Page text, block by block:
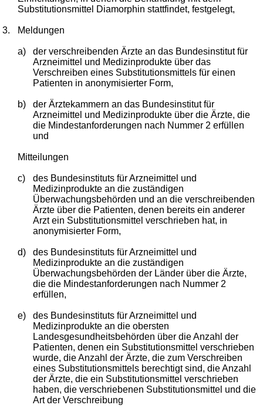
Substitutionsmittel Diamorphin stattfindet, festgelegt,
3. Meldungen
a)
der verschreibenden Ärzte an das Bundesinstitut für
Arzneimittel und Medizinprodukte über das
Verschreiben eines Substitutionsmittels für einen
Patienten in anonymisierter Form,
b)
der Ärztekammern an das Bundesinstitut für
Arzneimittel und Medizinprodukte über die Ärzte, die
die Mindestanforderungen nach Nummer 2 erfüllen
und
Mitteilungen
c)
des Bundesinstituts für Arzneimittel und
Medizinprodukte an die zuständigen
Überwachungsbehörden und an die verschreibenden
Ärzte über die Patienten, denen bereits ein anderer
Arzt ein Substitutionsmittel verschrieben hat, in
anonymisierter Form,
d)
des Bundesinstituts für Arzneimittel und
Medizinprodukte an die zuständigen
Überwachungsbehörden der Länder über die Ärzte,
die die Mindestanforderungen nach Nummer 2
erfüllen,
e)
des Bundesinstituts für Arzneimittel und
Medizinprodukte an die obersten
Landesgesundheitsbehörden über die Anzahl der
Patienten, denen ein Substitutionsmittel verschrieben
wurde, die Anzahl der Ärzte, die zum Verschreiben
eines Substitutionsmittels berechtigt sind, die Anzahl
der Ärzte, die ein Substitutionsmittel verschrieben
haben, die verschriebenen Substitutionsmittel und die
Art der Verschreibung